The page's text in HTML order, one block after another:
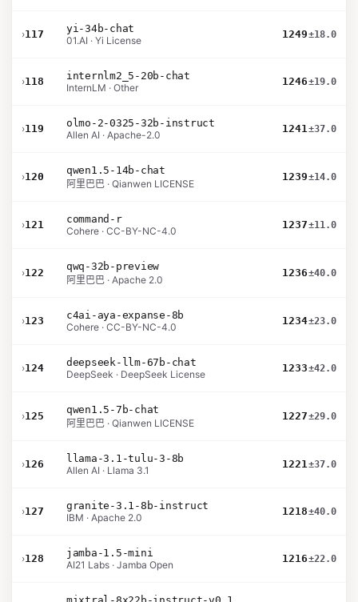
›117
yi-34b-chat
01.AI · Yi License
1249±18.0
›118
internlm2_5-20b-chat
InternLM · Other
1246±19.0
›119
olmo-2-0325-32b-instruct
Allen AI · Apache-2.0
1241±37.0
›120
qwen1.5-14b-chat
阿里巴巴 · Qianwen LICENSE
1239±14.0
›121
command-r
Cohere · CC-BY-NC-4.0
1237±11.0
›122
qwq-32b-preview
阿里巴巴 · Apache 2.0
1236±40.0
›123
c4ai-aya-expanse-8b
Cohere · CC-BY-NC-4.0
1234±23.0
›124
deepseek-llm-67b-chat
DeepSeek · DeepSeek License
1233±42.0
›125
qwen1.5-7b-chat
阿里巴巴 · Qianwen LICENSE
1227±29.0
›126
llama-3.1-tulu-3-8b
Allen AI · Llama 3.1
1221±37.0
›127
granite-3.1-8b-instruct
IBM · Apache 2.0
1218±40.0
›128
jamba-1.5-mini
AI21 Labs · Jamba Open
1216±22.0